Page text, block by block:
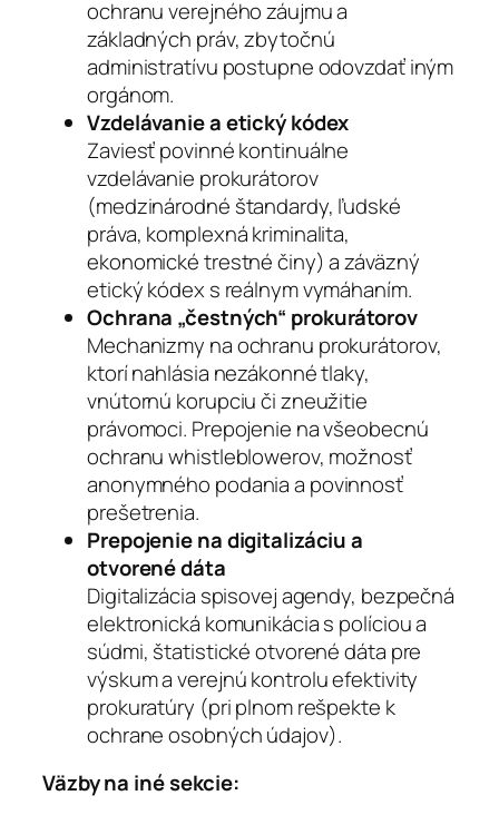
ochranu verejného záujmu a
základných práv, zbytočnú
administratívu postupne odovzdať iným
orgánom.
Vzdelávanie a etický kódex
Zaviesť povinné kontinuálne
vzdelávanie prokurátorov
(medzinárodné štandardy, ľudské
práva, komplexná kriminalita,
ekonomické trestné činy) a záväzný
etický kódex s reálnym vymáhaním.
Ochrana „čestných“ prokurátorov
Mechanizmy na ochranu prokurátorov,
ktorí nahlásia nezákonné tlaky,
vnútornú korupciu či zneužitie
právomoci. Prepojenie na všeobecnú
ochranu whistleblowerov, možnosť
anonymného podania a povinnosť
prešetrenia.
Prepojenie na digitalizáciu a
otvorené dáta
Digitalizácia spisovej agendy, bezpečná
elektronická komunikácia s políciou a
súdmi, štatistické otvorené dáta pre
výskum a verejnú kontrolu efektivity
prokuratúry (pri plnom rešpekte k
ochrane osobných údajov).
Väzby na iné sekcie: